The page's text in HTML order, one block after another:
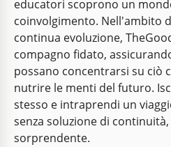
educatori scoprono un
coinvolgimento. Nell'ambito
continua evoluzione,
compagno fidato,
possano concentrarsi su ciò
nutrire le menti del futuro.
stesso e intraprendi un
senza soluzione di
sorprendente.